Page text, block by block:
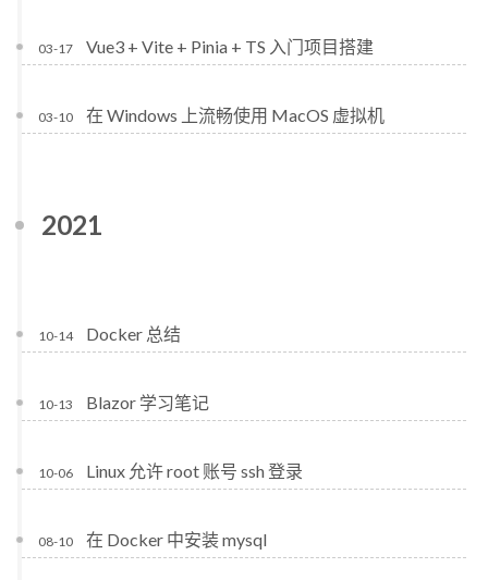
03-17 Vue3 + Vite + Pinia + TS 入门项目搭建
03-10 在 Windows 上流畅使用 MacOS 虚拟机
2021
10-14 Docker 总结
10-13 Blazor 学习笔记
10-06 Linux 允许 root 账号 ssh 登录
08-10 在 Docker 中安装 mysql